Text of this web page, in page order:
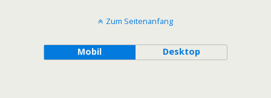
Zum Seitenanfang
Mobil Desktop